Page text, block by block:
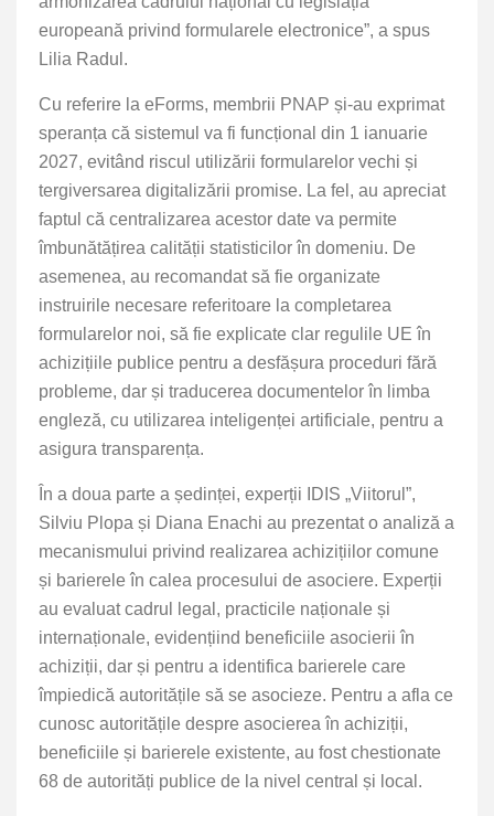
europeană privind formularele electronice”, a spus
Lilia Radul.
Cu referire la eForms, membrii PNAP și-au exprimat
speranța că sistemul va fi funcțional din 1 ianuarie
2027, evitând riscul utilizării formularelor vechi și
tergiversarea digitalizării promise. La fel, au apreciat
faptul că centralizarea acestor date va permite
îmbunătățirea calității statisticilor în domeniu. De
asemenea, au recomandat să fie organizate
instruirile necesare referitoare la completarea
formularelor noi, să fie explicate clar regulile UE în
achizițiile publice pentru a desfășura proceduri fără
probleme, dar și traducerea documentelor în limba
engleză, cu utilizarea inteligenței artificiale, pentru a
asigura transparența.
În a doua parte a ședinței, experții IDIS „Viitorul”,
Silviu Plopa și Diana Enachi au prezentat o analiză a
mecanismului privind realizarea achizițiilor comune
și barierele în calea procesului de asociere. Experții
au evaluat cadrul legal, practicile naționale și
internaționale, evidențiind beneficiile asocierii în
achiziții, dar și pentru a identifica barierele care
împiedică autoritățile să se asocieze. Pentru a afla ce
cunosc autoritățile despre asocierea în achiziții,
beneficiile și barierele existente, au fost chestionate
68 de autorități publice de la nivel central și local.